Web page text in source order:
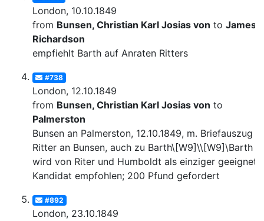
London, 10.10.1849
from Bunsen, Christian Karl Josias von to James
Richardson
empfiehlt Barth auf Anraten Ritters
#738
London, 12.10.1849
from Bunsen, Christian Karl Josias von to
Palmerston
Bunsen an Palmerston, 12.10.1849, m. Briefauszug
Ritter an Bunsen, auch zu Barth\[W9]\\[W9]\Barth
wird von Riter und Humboldt als einziger
Kandidat empfohlen; 200 Pfund gefordert
#892
London, 23.10.1849